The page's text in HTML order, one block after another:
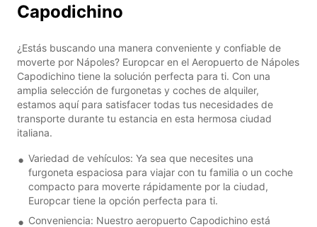
Capodichino
¿Estás buscando una manera conveniente y confiable de
moverte por Nápoles? Europcar en el Aeropuerto de Nápoles
Capodichino tiene la solución perfecta para ti. Con una
amplia selección de furgonetas y coches de alquiler,
estamos aquí para satisfacer todas tus necesidades de
transporte durante tu estancia en esta hermosa ciudad
italiana.
Variedad de vehículos: Ya sea que necesites una
furgoneta espaciosa para viajar con tu familia o un coche
compacto para moverte rápidamente por la ciudad,
Europcar tiene la opción perfecta para ti.
Conveniencia: Nuestro aeropuerto Capodichino está